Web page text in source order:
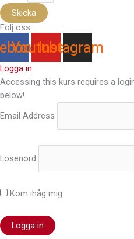
Skicka
Följ oss
YoutubeInstagram
Logga in
Accessing this kurs requires a
below!
Email Address
Lösenord
Kom ihåg mig